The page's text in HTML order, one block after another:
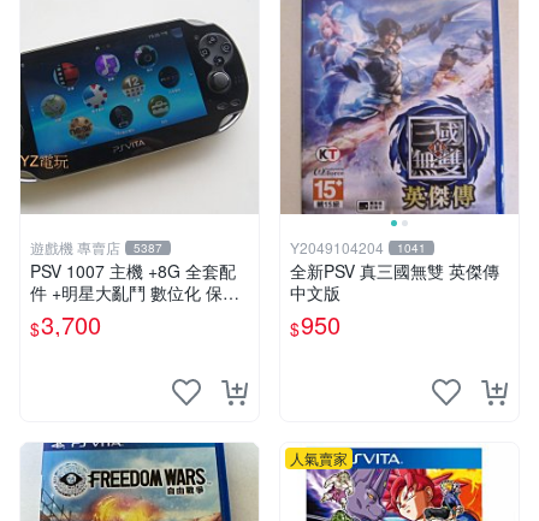
遊戲機 專賣店 5387
PSV 1007 主機 +8G 全套配
件 +明星大亂鬥 數位化 保修
一年 品質有保障
$3,700
Y2049104204 1041
全新PSV 真三國無雙 英傑傳
中文版
$950
人氣賣家